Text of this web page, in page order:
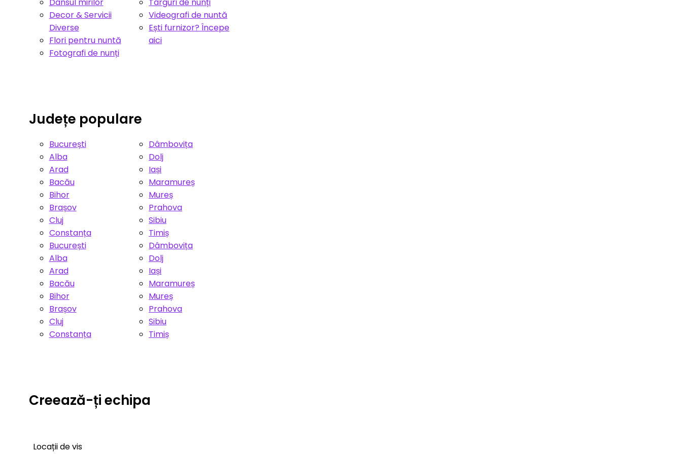
Dansul mirilor
Decor & Servicii
Diverse
Flori pentru nuntă
Fotografi de nunți
Târguri de nunți
Videografi de nuntă
Ești furnizor? Începe
aici
Județe populare
București
Alba
Arad
Bacău
Bihor
Brașov
Cluj
Constanța
Dâmbovița
Dolj
Iași
Maramureș
Mureș
Prahova
Sibiu
Timiș
București
Alba
Arad
Bacău
Bihor
Brașov
Cluj
Constanța
Dâmbovița
Dolj
Iași
Maramureș
Mureș
Prahova
Sibiu
Timiș
Creează-ți echipa
Locații de vis